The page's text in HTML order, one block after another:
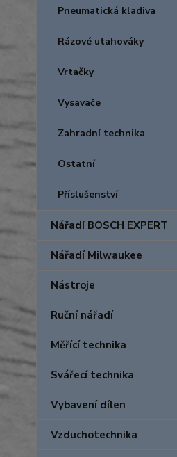
Pneumatická kladiva
Rázové utahováky
Vrtačky
Vysavače
Zahradní technika
Ostatní
Příslušenství
Nářadí BOSCH EXPERT
Nářadí Milwaukee
Nástroje
Ruční nářadí
Měřící technika
Svářecí technika
Vybavení dílen
Vzduchotechnika